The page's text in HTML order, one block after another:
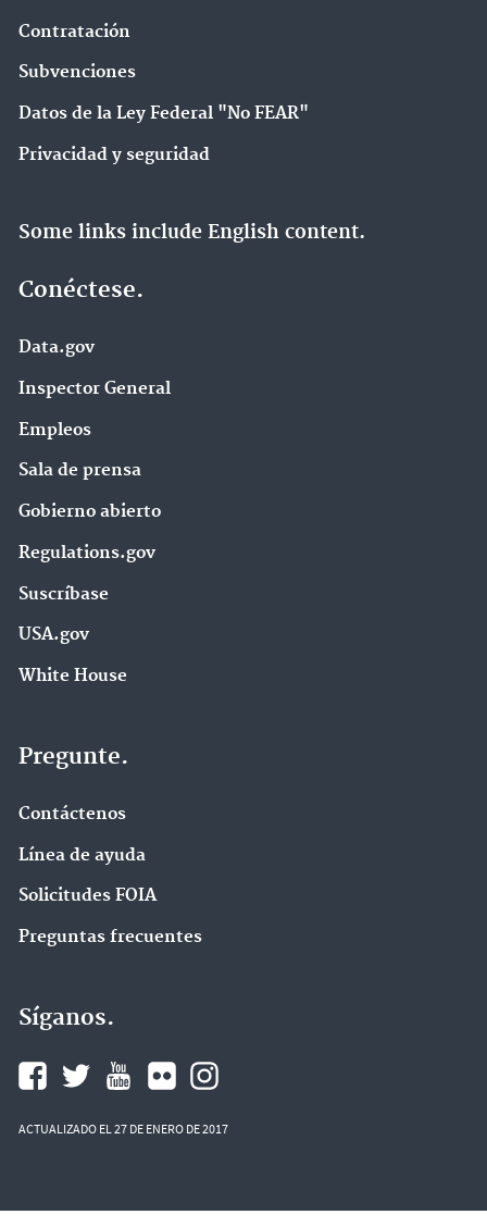
Contratación
Subvenciones
Datos de la Ley Federal "No FEAR"
Privacidad y seguridad
Some links include English content.
Conéctese.
Data.gov
Inspector General
Empleos
Sala de prensa
Gobierno abierto
Regulations.gov
Suscríbase
USA.gov
White House
Pregunte.
Contáctenos
Línea de ayuda
Solicitudes FOIA
Preguntas frecuentes
Síganos.
ACTUALIZADO EL 27 DE ENERO DE 2017